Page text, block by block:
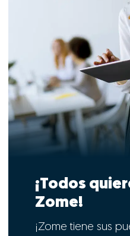
¡Todos
Zome!
¡Zome tiene sus